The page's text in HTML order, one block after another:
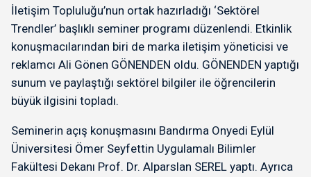
İletişim Topluluğu’nun ortak hazırladığı ‘Sektörel
Trendler’ başlıklı seminer programı düzenlendi. Etkinlik
konuşmacılarından biri de marka iletişim yöneticisi ve
reklamcı Ali Gönen GÖNENDEN oldu. GÖNENDEN yaptığı
sunum ve paylaştığı sektörel bilgiler ile öğrencilerin
büyük ilgisini topladı.
Seminerin açış konuşmasını Bandırma Onyedi Eylül
Üniversitesi Ömer Seyfettin Uygulamalı Bilimler
Fakültesi Dekanı Prof. Dr. Alparslan SEREL yaptı. Ayrıca